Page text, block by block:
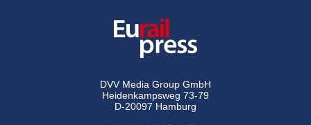
DVV Media Group GmbH
Heidenkampsweg 73-79
D-20097 Hamburg